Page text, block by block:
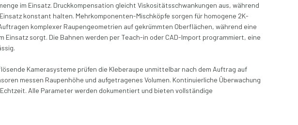
im Einsatz. Druckkompensation gleicht Viskositätsschwankungen aus, während
konstant halten. Mehrkomponenten-Mischköpfe sorgen für homogene 2K-
komplexer Raupengeometrien auf gekrümmten Oberflächen, während eine
sorgt. Die Bahnen werden per Teach-in oder CAD-Import programmiert, eine
Kamerasysteme prüfen die Kleberaupe unmittelbar nach dem Auftrag auf
messen Raupenhöhe und aufgetragenes Volumen. Kontinuierliche Überwachung
Alle Parameter werden dokumentiert und bieten vollständige